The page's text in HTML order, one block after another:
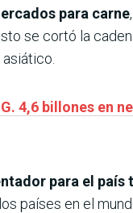
para carne
se cortó la
4,6 billones en
para el
países en el